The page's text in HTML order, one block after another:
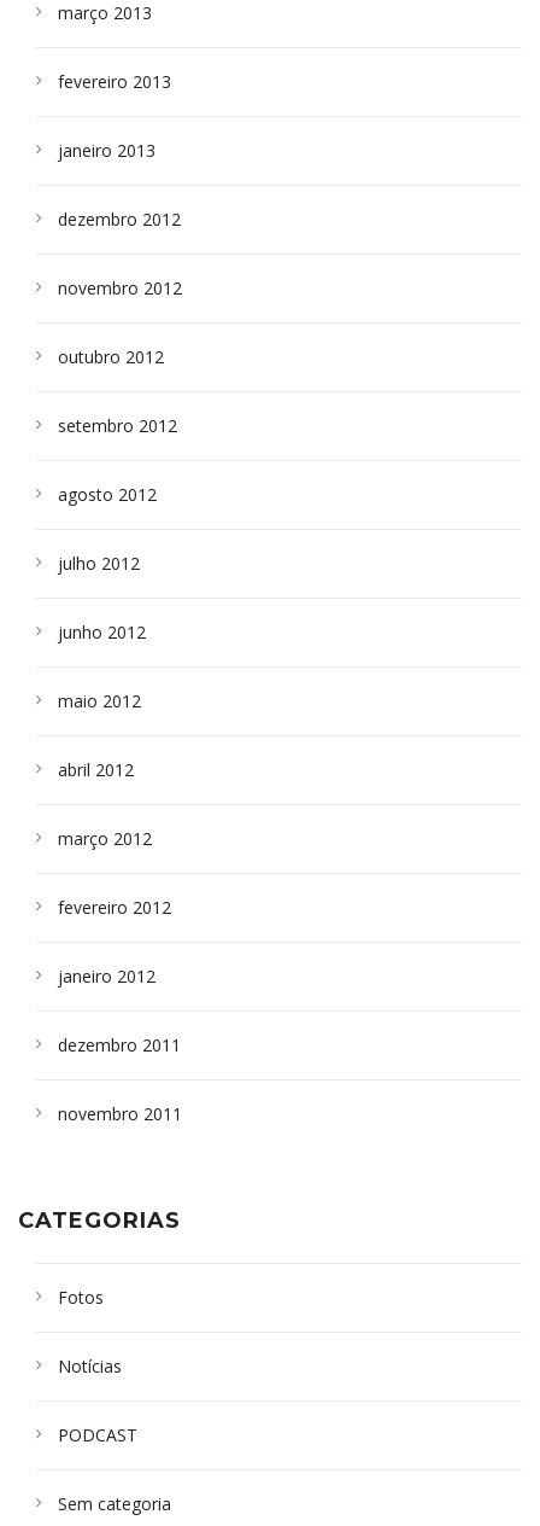
março 2013
fevereiro 2013
janeiro 2013
dezembro 2012
novembro 2012
outubro 2012
setembro 2012
agosto 2012
julho 2012
junho 2012
maio 2012
abril 2012
março 2012
fevereiro 2012
janeiro 2012
dezembro 2011
novembro 2011
CATEGORIAS
Fotos
Notícias
PODCAST
Sem categoria